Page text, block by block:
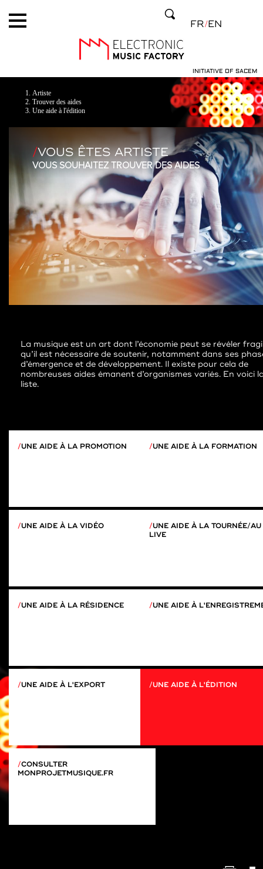
contenu
INITIATIVE OF SACEM
FR EN
Artiste
Trouver des aides
Une aide à l'édition
VOUS ÊTES ARTISTE
VOUS SOUHAITEZ TROUVER DES AIDES
La musique est un art dont l’économie peut se révéler
qu’il est nécessaire de soutenir, notamment dans ses
d’émergence et de développement. Il existe pour cela de
nombreuses aides émanent d’organismes variés. En voici
liste.
UNE AIDE À LA PROMOTION UNE AIDE À LA FORMATION
UNE AIDE À LA VIDÉO
UNE AIDE À LA TOURNÉE/AU
LIVE
UNE AIDE À LA RÉSIDENCE UNE AIDE À
UNE AIDE À L'EXPORT UNE AIDE À L'ÉDITION
CONSULTER
MONPROJETMUSIQUE.FR